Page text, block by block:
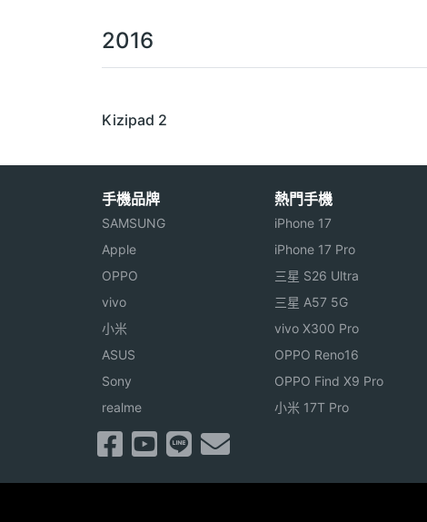
2016
Kizipad 2
手機品牌
SAMSUNG
Apple
OPPO
vivo
小米
ASUS
Sony
realme
熱門手機
iPhone 17
iPhone 17 Pro
三星 S26 Ultra
三星 A57 5G
vivo X300 Pro
OPPO Reno16
OPPO Find X9 Pro
小米 17T Pro